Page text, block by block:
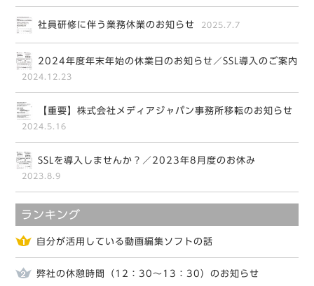
社員研修に伴う業務休業のお知らせ 2025.7.7
2024年度年末年始の休業日のお知らせ／SSL導入のご案内
2024.12.23
【重要】株式会社メディアジャパン事務所移転のお知らせ
2024.5.16
SSLを導入しませんか？／2023年8月度のお休み
2023.8.9
ランキング
自分が活用している動画編集ソフトの話
弊社の休憩時間（12：30～13：30）のお知らせ